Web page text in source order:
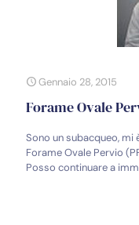
Gennaio 28, 2015
Forame Ovale
Sono un subacqueo,
Forame Ovale Pervio
Posso continuare a